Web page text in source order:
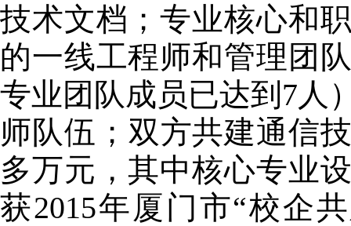
技术文档；专业核心和
的一线工程师和管理团
专业团队成员已达到 7人
师队伍；双方共建通信
多万元，其中核心专业
获2015年厦门市“校企